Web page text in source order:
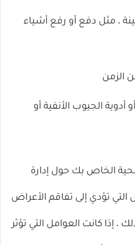
، مثل دفع أو رفع أشياء
الزمن
أو أدوية الجيوب الأنفية أو
الخاص بك حول إدارة
التي تؤدي إلى تفاقم الأعراض
إذا كانت العوامل التي تؤثر